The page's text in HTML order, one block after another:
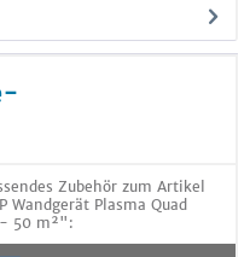
Zubehör zum Artikel
Wandgerät Plasma Quad
- 50 m²":